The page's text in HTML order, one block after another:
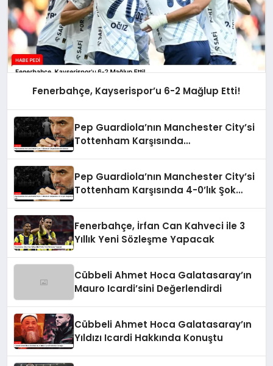
Fenerbahçe, Kayserispor’u 6-2 Mağlup Etti!
Pep Guardiola’nın Manchester City’si
Tottenham Karşısında
Pep Guardiola’nın Manchester City’si
Tottenham Karşısında 4-0’lık Şok
Fenerbahçe, İrfan Can Kahveci ile 3
Yıllık Yeni Sözleşme Yapacak
Cübbeli Ahmet Hoca Galatasaray’ın
Mauro Icardi’sini Değerlendirdi
Cübbeli Ahmet Hoca Galatasaray’ın
Yıldızı Icardi Hakkında Konuştu